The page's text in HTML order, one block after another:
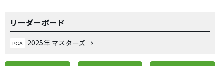
リーダーボード
PGA 2025年 マスターズ